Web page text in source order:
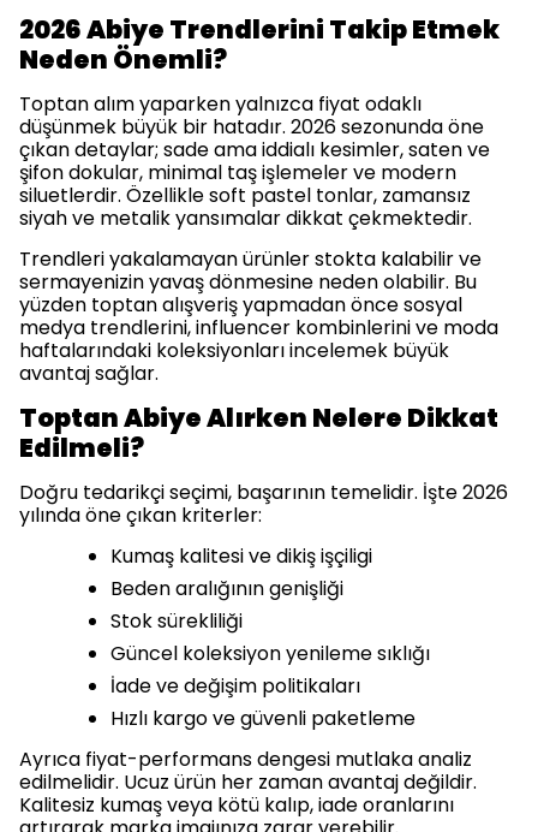
2026 Abiye Trendlerini Takip Etmek
Neden Önemli?
Toptan alım yaparken yalnızca fiyat odaklı
düşünmek büyük bir hatadır. 2026 sezonunda öne
çıkan detaylar; sade ama iddialı kesimler, saten ve
şifon dokular, minimal taş işlemeler ve modern
siluetlerdir. Özellikle soft pastel tonlar, zamansız
siyah ve metalik yansımalar dikkat çekmektedir.
Trendleri yakalamayan ürünler stokta kalabilir ve
sermayenizin yavaş dönmesine neden olabilir. Bu
yüzden toptan alışveriş yapmadan önce sosyal
medya trendlerini, influencer kombinlerini ve moda
haftalarındaki koleksiyonları incelemek büyük
avantaj sağlar.
Toptan Abiye Alırken Nelere Dikkat
Edilmeli?
Doğru tedarikçi seçimi, başarının temelidir. İşte 2026
yılında öne çıkan kriterler:
Kumaş kalitesi ve dikiş işçiligi
Beden aralığının genişliği
Stok sürekliliği
Güncel koleksiyon yenileme sıklığı
İade ve değişim politikaları
Hızlı kargo ve güvenli paketleme
Ayrıca fiyat-performans dengesi mutlaka analiz
edilmelidir. Ucuz ürün her zaman avantaj değildir.
Kalitesiz kumaş veya kötü kalıp, iade oranlarını